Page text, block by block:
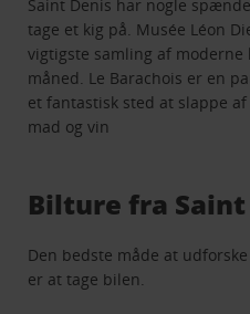
Saint Denis har nogle
tage et kig på. Musée Léon
vigtigste samling af
måned. Le Barachois er en
et fantastisk sted at slappe
mad og vin
Bilture fra Saint
Den bedste måde at
er at tage bilen.